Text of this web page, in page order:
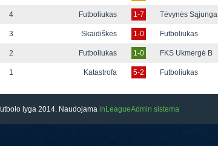
4 Futboliukas 1-7 Tėvynės Sąjunga
3 Skaidiškės 1-0 Futboliukas
2 Futboliukas 1-0 FKS Ukmergė B
1 Katastrofa 5-2 Futboliukas
lyga 2014. Naudojama inLeagueAdmin sistema